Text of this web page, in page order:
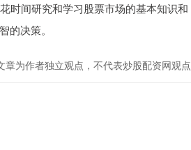
时间研究和学习股票市场的基本知识和
决策。
章为作者独立观点，不代表炒股配资网观点